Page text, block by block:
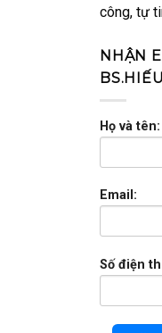
công, tự
NHẬN
BS.HIẾU
Họ và tên:
Email:
Số điện